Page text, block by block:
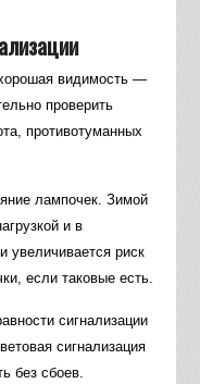
видимость —
проверить
противотуманных
лампочек. Зимой
и в
увеличивается риск
если таковые есть.
сигнализации
сигнализация
без сбоев.